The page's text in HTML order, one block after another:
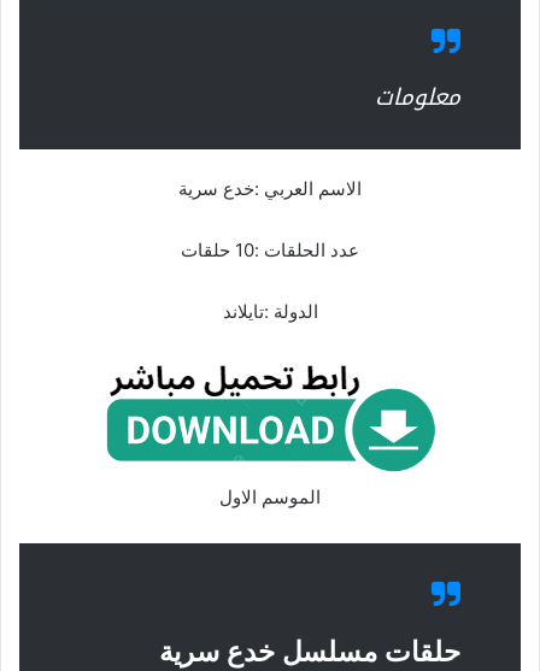
معلومات
الاسم العربي :خدع سرية
عدد الحلقات :10 حلقات
الدولة :تايلاند
الموسم الاول
حلقات مسلسل خدع سرية